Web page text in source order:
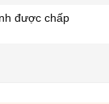
được chấp